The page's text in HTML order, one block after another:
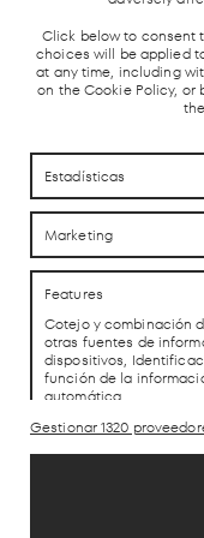
Click below to consent
choices will be applied
at any time, including
on the Cookie Policy,
Estadísticas
Marketing
Features
Cotejo y combinación
otras fuentes de
dispositivos,
función de la
automática.
Utilizar datos de
dispositivos en
Gestionar 1320
CÓMO LLEGAR
CÓMO LLEGAR
CONTACTO
CONTACTO
LAB theCLUB
Aviso Legal
Política de Privacidad